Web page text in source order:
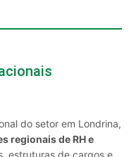
do setor em Londrina,
regionais de RH e
estruturas de cargos e